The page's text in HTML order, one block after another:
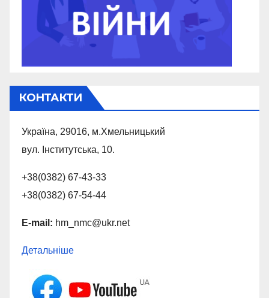
КОНТАКТИ
Україна, 29016, м.Хмельницький
вул. Інститутська, 10.
+38(0382) 67-43-33
+38(0382) 67-54-44
E-mail: hm_nmc@ukr.net
Детальніше